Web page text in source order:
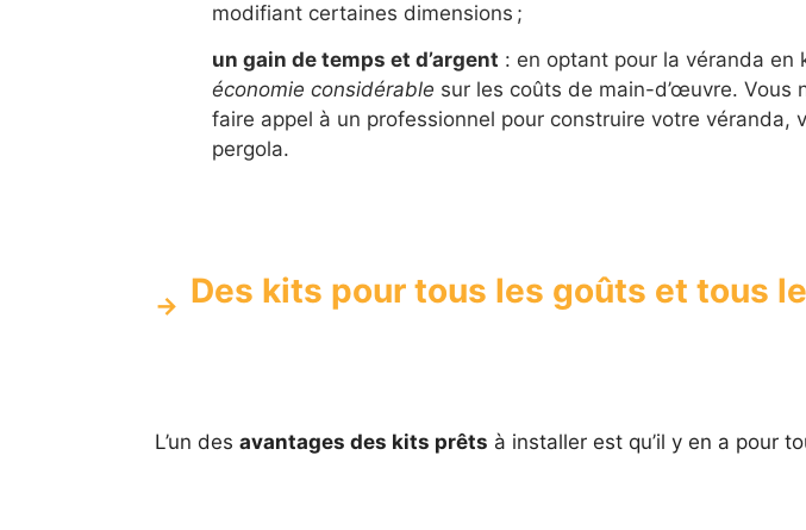
modifiant certaines dimensions ;
un gain de temps et d’argent : en optant pour la véranda en
économie considérable sur les coûts de main-d’œuvre. Vous
faire appel à un professionnel pour construire votre véranda,
pergola.
Des kits pour tous les goûts et tous
L’un des avantages des kits prêts à installer est qu’il y en a pour